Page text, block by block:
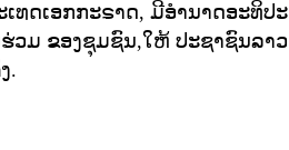
ເທດເອກກະຣາດ, ມີອໍານາດອະທິ
ວມ ຂອງຊຸມຊົນ,ໃຫ້ ປະຊາຊົນລາ
.